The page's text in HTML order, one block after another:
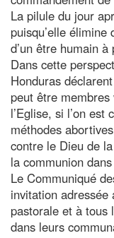
La pilule du jour
puisqu’elle
d’un être humain à
Dans cette
Honduras
peut être
l’Eglise, si l’on
méthodes
contre le Dieu de
la communion
Le Communiqué
invitation
pastorale et à tous
dans leurs